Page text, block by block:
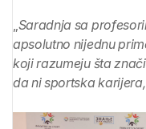
„Saradnja sa
apsolutno nijednu
koji razumeju šta
da ni sportska